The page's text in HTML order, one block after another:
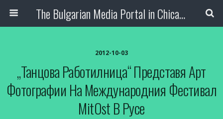
The Bulgarian Media Portal in Chicago
2012-10-03
„Танцова Работилница“ Представя Арт
Фотографии На Международния Фестивал
MitOst В Русе